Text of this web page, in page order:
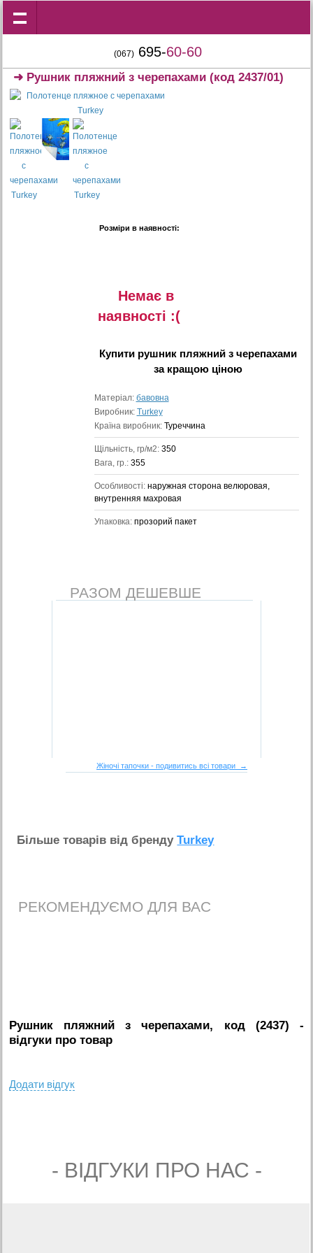
(067) 695-60-60
➜ Рушник пляжний з черепахами (код 2437/01)
Розміри в наявності:
Немає в
наявностi :(
Купити рушник пляжний з черепахами
за кращою ціною
Матеріал: бавовна
Виробник: Turkey
Країна виробник: Туреччина
Щільність, гр/м2: 350
Вага, гр.: 355
Особливості: наружная сторона велюровая,
внутренняя махровая
Упаковка: прозорий пакет
РАЗОМ ДЕШЕВШЕ
Жіночі тапочки - подивитись всі товари →
Бiльше товарiв вiд брендуTurkey
РЕКОМЕНДУЄМО ДЛЯ ВАС
Рушник пляжний з черепахами, код (2437) -
вiдгуки про товар
Додати вiдгук
- ВIДГУКИ ПРО НАС -